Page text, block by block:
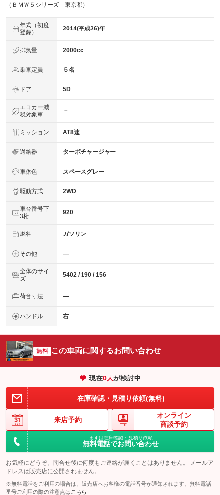
（ＢＭＷ５シリーズ 東京都）
年式（初度
登録）
2014(平成26)年
排気量 2000cc
乗車定員 ５名
ドア 5D
エコカー減
税対象車
－
ミッション AT8速
過給器 ターボチャージャー
車体色 スペースグレー
駆動方式 2WD
車台番号下
3桁
920
燃料 ガソリン
その他 ―
全体のサイ
ズ
5402 / 190 / 156
荷台寸法 ―
ハンドル 右
無料 この車両に関するお問い合わせ
現在0人が検討中
在庫確認・見積り依頼(無料)
来店予約
オンライン
商談予約
まずは在庫確認・見積り依頼
無料電話でお問い合わせ
お気軽にどうぞ。問合せ後に何度もご連絡が届くことはありません。 メールア
ドレスは販売店に公開されません。
※無料電話をご利用の場合は、販売店へお客様の電話番号が通知されます。無料電話
番号ご利用の際の注意点は こちら